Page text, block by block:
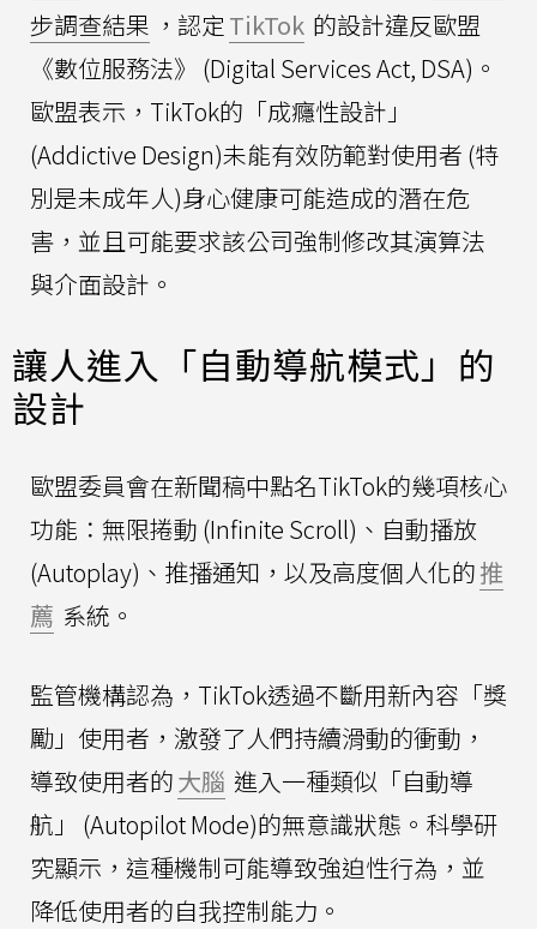
步調查結果 ，認定 TikTok 的設計違反歐盟
《數位服務法》 (Digital Services Act, DSA)。
歐盟表示，TikTok的「成癮性設計」
(Addictive Design)未能有效防範對使用者 (特
別是未成年人)身心健康可能造成的潛在危
害，並且可能要求該公司強制修改其演算法
與介面設計。
讓人進入「自動導航模式」的
設計
歐盟委員會在新聞稿中點名TikTok的幾項核心
功能：無限捲動 (Infinite Scroll)、自動播放
(Autoplay)、推播通知，以及高度個人化的推
薦 系統。
監管機構認為，TikTok透過不斷用新內容「獎
勵」使用者，激發了人們持續滑動的衝動，
導致使用者的大腦 進入一種類似「自動導
航」 (Autopilot Mode)的無意識狀態。科學研
究顯示，這種機制可能導致強迫性行為，並
降低使用者的自我控制能力。